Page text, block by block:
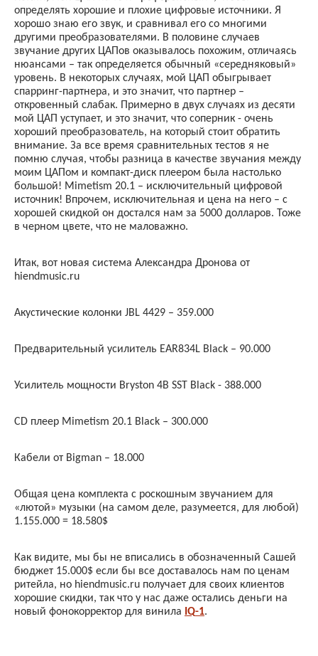
определять хорошие и плохие цифровые источники. Я
хорошо знаю его звук, и сравнивал его со многими
другими преобразователями. В половине случаев
звучание других ЦАПов оказывалось похожим, отличаясь
нюансами – так определяется обычный «середняковый»
уровень. В некоторых случаях, мой ЦАП обыгрывает
спарринг-партнера, и это значит, что партнер –
откровенный слабак. Примерно в двух случаях из десяти
мой ЦАП уступает, и это значит, что соперник - очень
хороший преобразователь, на который стоит обратить
внимание. За все время сравнительных тестов я не
помню случая, чтобы разница в качестве звучания между
моим ЦАПом и компакт-диск плеером была настолько
большой! Mimetism 20.1 – исключительный цифровой
источник! Впрочем, исключительная и цена на него – с
хорошей скидкой он достался нам за 5000 долларов. Тоже
в черном цвете, что не маловажно.
Итак, вот новая система Александра Дронова от
hiendmusic.ru
Акустические колонки JBL 4429 – 359.000
Предварительный усилитель EAR834L Black – 90.000
Усилитель мощности Bryston 4B SST Black - 388.000
CD плеер Mimetism 20.1 Black – 300.000
Кабели от Bigman – 18.000
Общая цена комплекта с роскошным звучанием для
«лютой» музыки (на самом деле, разумеется, для любой)
1.155.000 = 18.580$
Как видите, мы бы не вписались в обозначенный Сашей
бюджет 15.000$ если бы все доставалось нам по ценам
ритейла, но hiendmusic.ru получает для своих клиентов
хорошие скидки, так что у нас даже остались деньги на
новый фонокорректор для винила IQ-1.